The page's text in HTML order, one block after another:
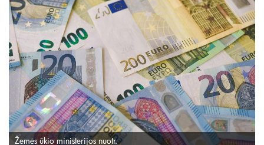
Žemės ūkio ministerijos nuotr.